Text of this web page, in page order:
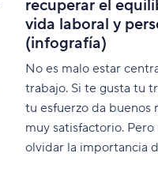
recuperar el
vida laboral y
(infografía)
No es malo estar
trabajo. Si te gusta tu
tu esfuerzo da buenos
muy satisfactorio. Pero
olvidar la importancia